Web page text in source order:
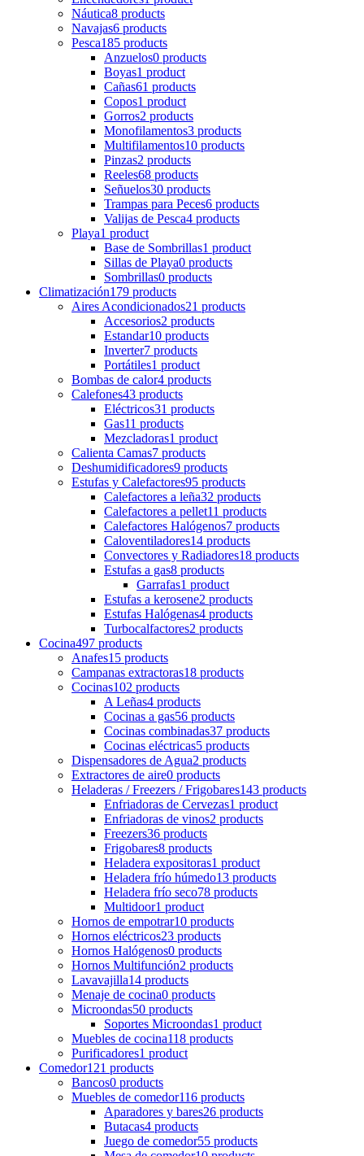
Náutica8 products
Navajas6 products
Pesca185 products
Anzuelos0 products
Boyas1 product
Cañas61 products
Copos1 product
Gorros2 products
Monofilamentos3 products
Multifilamentos10 products
Pinzas2 products
Reeles68 products
Señuelos30 products
Trampas para Peces6 products
Valijas de Pesca4 products
Playa1 product
Base de Sombrillas1 product
Sillas de Playa0 products
Sombrillas0 products
Climatización179 products
Aires Acondicionados21 products
Accesorios2 products
Estandar10 products
Inverter7 products
Portátiles1 product
Bombas de calor4 products
Calefones43 products
Eléctricos31 products
Gas11 products
Mezcladoras1 product
Calienta Camas7 products
Deshumidificadores9 products
Estufas y Calefactores95 products
Calefactores a leña32 products
Calefactores a pellet11 products
Calefactores Halógenos7 products
Caloventiladores14 products
Convectores y Radiadores18 products
Estufas a gas8 products
Garrafas1 product
Estufas a kerosene2 products
Estufas Halógenas4 products
Turbocalfactores2 products
Cocina497 products
Anafes15 products
Campanas extractoras18 products
Cocinas102 products
A Leñas4 products
Cocinas a gas56 products
Cocinas combinadas37 products
Cocinas eléctricas5 products
Dispensadores de Agua2 products
Extractores de aire0 products
Heladeras / Freezers / Frigobares143 products
Enfriadoras de Cervezas1 product
Enfriadoras de vinos2 products
Freezers36 products
Frigobares8 products
Heladera expositoras1 product
Heladera frío húmedo13 products
Heladera frío seco78 products
Multidoor1 product
Hornos de empotrar10 products
Hornos eléctricos23 products
Hornos Halógenos0 products
Hornos Multifunción2 products
Lavavajilla14 products
Menaje de cocina0 products
Microondas50 products
Soportes Microondas1 product
Muebles de cocina118 products
Purificadores1 product
Comedor121 products
Bancos0 products
Muebles de comedor116 products
Aparadores y bares26 products
Butacas4 products
Juego de comedor55 products